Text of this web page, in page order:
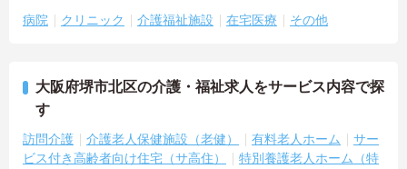
病院 クリニック 介護福祉施設 在宅医療 その他
大阪府堺市北区の介護・福祉求人をサービス内容で探
す
訪問介護 介護老人保健施設（老健） 有料老人ホーム
サー
ビス付き高齢者向け住宅（サ高住）
特別養護老人ホーム（特